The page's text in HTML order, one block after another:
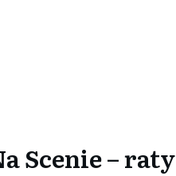
Scenie – raty